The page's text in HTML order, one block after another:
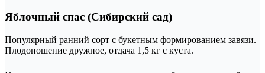
Яблочный спас (Сибирский сад)
Популярный ранний сорт с букетным формированием завязи.
Плодоношение дружное, отдача 1,5 кг с куста.